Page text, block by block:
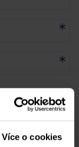
Více o cookies